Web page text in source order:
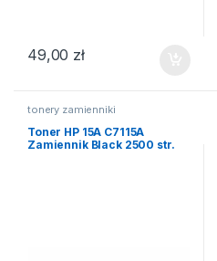
49,00 zł
tonery zamienniki
Toner HP 15A C7115A
Zamiennik Black 2500 str.